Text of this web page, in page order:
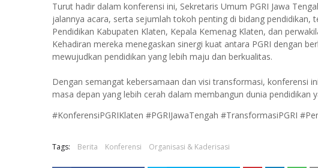
Turut hadir dalam konferensi ini, Sekretaris Umum PGRI Jawa
jalannya acara, serta sejumlah tokoh penting di bidang pendidikan,
Pendidikan Kabupaten Klaten, Kepala Kemenag Klaten, dan
Kehadiran mereka menegaskan sinergi kuat antara PGRI dengan
mewujudkan pendidikan yang lebih maju dan berkualitas.
Dengan semangat kebersamaan dan visi transformasi, konferensi
masa depan yang lebih cerah dalam membangun dunia pendidikan
#KonferensiPGRIKlaten #PGRIJawaTengah #TransformasiPGRI
Tags: Berita Konferensi Organisasi & Kaderisasi